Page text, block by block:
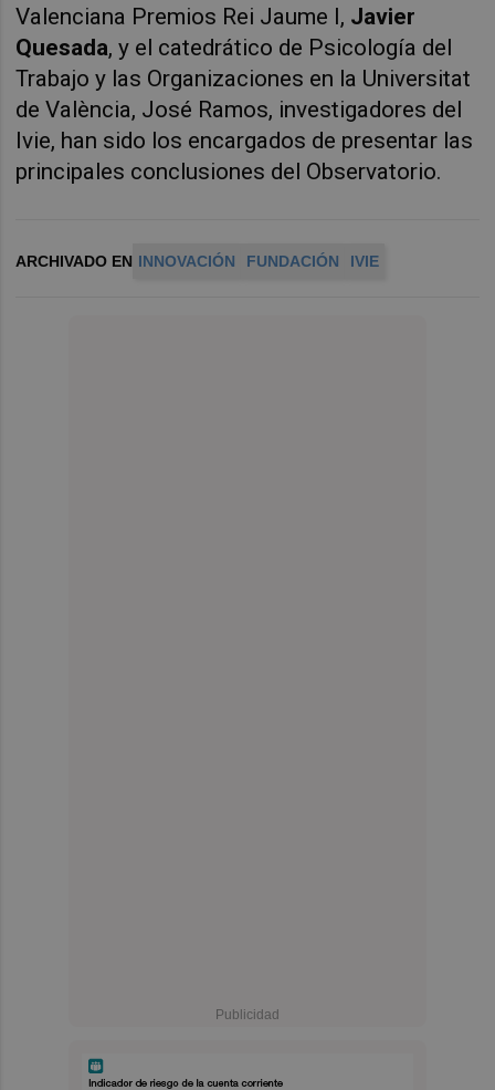
Valenciana Premios Rei Jaume I, Javier
Quesada, y el catedrático de Psicología del
Trabajo y las Organizaciones en la Universitat
de València, José Ramos, investigadores del
Ivie, han sido los encargados de presentar las
principales conclusiones del Observatorio.
ARCHIVADO EN INNOVACIÓN FUNDACIÓN IVIE